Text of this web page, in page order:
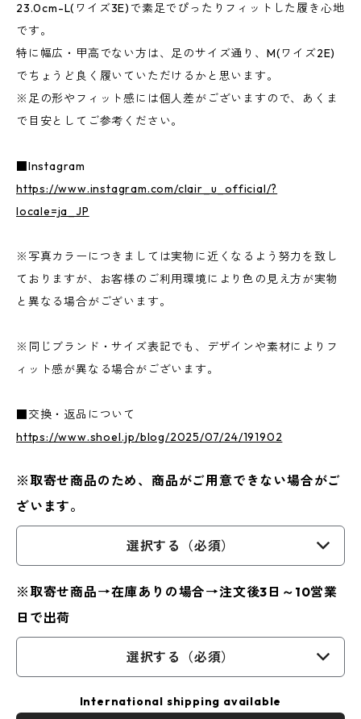
23.0cm-L(ワイズ3E)で素足でぴったりフィットした履き心地
です。
特に幅広・甲高でない方は、足のサイズ通り、M(ワイズ2E)
でちょうど良く履いていただけるかと思います。
※足の形やフィット感には個人差がございますので、あくま
で目安としてご参考ください。
■Instagram
https://www.instagram.com/clair_u_official/?
locale=ja_JP
※写真カラーにつきましては実物に近くなるよう努力を致し
ておりますが、お客様のご利用環境により色の見え方が実物
と異なる場合がございます。
※同じブランド・サイズ表記でも、デザインや素材によりフ
ィット感が異なる場合がございます。
■交換・返品について
https://www.shoel.jp/blog/2025/07/24/191902
※取寄せ商品のため、商品がご用意できない場合がご
ざいます。
選択する（必須）
※取寄せ商品→在庫ありの場合→注文後3日～10営業
日で出荷
選択する（必須）
International shipping available